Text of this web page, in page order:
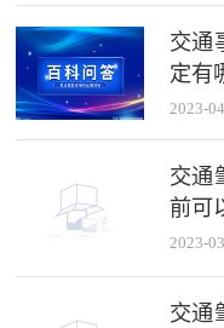
交通
定有
2023-
交通
前可
2023-
交通